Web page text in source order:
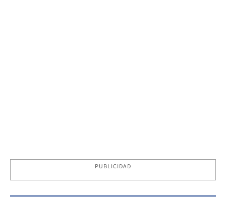
PUBLICIDAD